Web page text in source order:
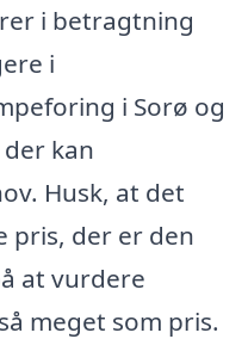
i betragtning
i
i Sorø og
kan
Husk, at det
pris, der er den
at vurdere
meget som pris.